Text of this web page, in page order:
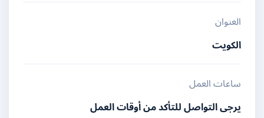
العنوان
الكويت
ساعات العمل
يرجى التواصل للتأكد من أوقات العمل